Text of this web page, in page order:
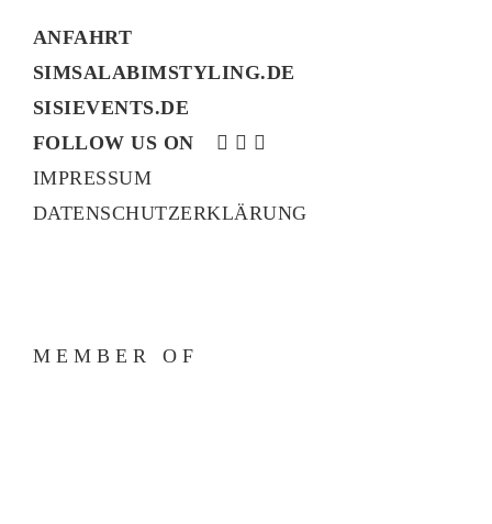
ANFAHRT
SIMSALABIMSTYLING.DE
SISIEVENTS.DE
FOLLOW US ON
IMPRESSUM
DATENSCHUTZERKLÄRUNG
MEMBER OF